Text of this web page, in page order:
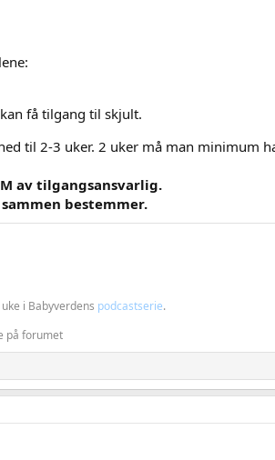
få tilgang til skjult.
til 2-3 uker. 2 uker må man minimum
av tilgangsansvarlig.
bestemmer.
i Babyverdens podcastserie.
på forumet​